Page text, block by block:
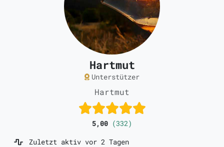
Hartmut
Unterstützer
Hartmut
5,00 (332)
Zuletzt aktiv vor 2 Tagen